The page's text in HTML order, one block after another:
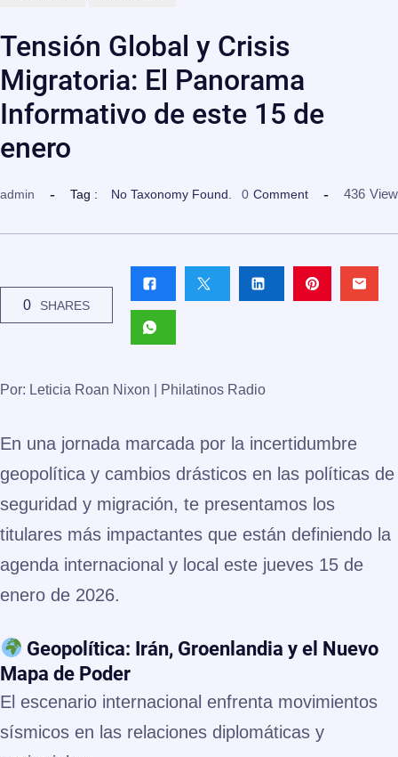
Tensión Global y Crisis
Migratoria: El Panorama
Informativo de este 15 de
enero
admin Tag : No Taxonomy Found. 0 Comment 436 View
0 SHARES
Por: Leticia Roan Nixon | Philatinos Radio
En una jornada marcada por la incertidumbre
geopolítica y cambios drásticos en las políticas de
seguridad y migración, te presentamos los
titulares más impactantes que están definiendo la
agenda internacional y local este jueves 15 de
enero de 2026.
Geopolítica: Irán, Groenlandia y el Nuevo
Mapa de Poder
El escenario internacional enfrenta movimientos
sísmicos en las relaciones diplomáticas y